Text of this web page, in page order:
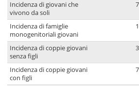
Incidenza di giovani che
vivono da soli
Incidenza di famiglie
monogenitoriali giovani
Incidenza di coppie giovani
senza figli
Incidenza di coppie giovani
con figli